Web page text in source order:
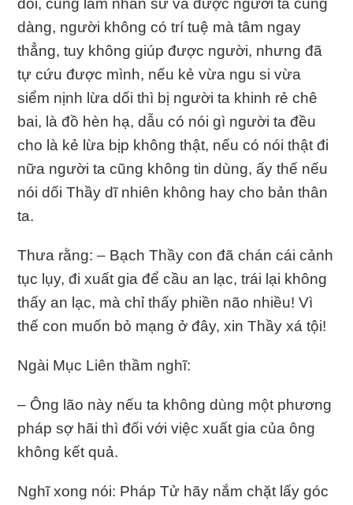
dối, cũng làm nhân sư và được người ta cúng
dàng, người không có trí tuệ mà tâm ngay
thẳng, tuy không giúp được người, nhưng đã
tự cứu được mình, nếu kẻ vừa ngu si vừa
siểm nịnh lừa dối thì bị người ta khinh rẻ chê
bai, là đồ hèn hạ, dẫu có nói gì người ta đều
cho là kẻ lừa bịp không thật, nếu có nói thật đi
nữa người ta cũng không tin dùng, ấy thế nếu
nói dối Thầy dĩ nhiên không hay cho bản thân
ta.
Thưa rằng: – Bạch Thầy con đã chán cái cảnh
tục lụy, đi xuất gia để cầu an lạc, trái lại không
thấy an lạc, mà chỉ thấy phiền não nhiều! Vì
thế con muốn bỏ mạng ở đây, xin Thầy xá tội!
Ngài Mục Liên thầm nghĩ:
– Ông lão này nếu ta không dùng một phương
pháp sợ hãi thì đối với việc xuất gia của ông
không kết quả.
Nghĩ xong nói: Pháp Tử hãy nắm chặt lấy góc